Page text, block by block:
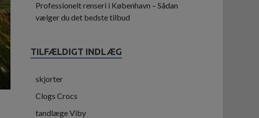
Professionelt renseri i København – Sådan
vælger du det bedste tilbud
TILFÆLDIGT INDLÆG
skjorter
Clogs Crocs
tandlæge Viby